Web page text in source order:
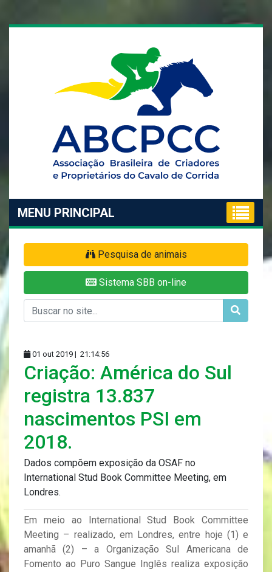
MENU PRINCIPAL
Pesquisa de animais
Sistema SBB on-line
01 out 2019 | 21:14:56
Criação: América do Sul
registra 13.837
nascimentos PSI em
2018.
Dados compõem exposição da OSAF no
International Stud Book Committee Meeting, em
Londres.
Em meio ao International Stud Book Committee
Meeting – realizado, em Londres, entre hoje (1) e
amanhã (2) – a Organização Sul Americana de
Fomento ao Puro Sangue Inglês realiza exposição